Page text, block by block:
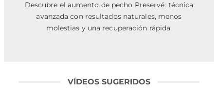
Descubre el aumento de pecho Preservé: técnica
avanzada con resultados naturales, menos
molestias y una recuperación rápida.
VÍDEOS SUGERIDOS